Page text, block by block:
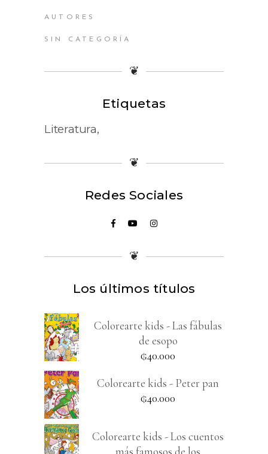
AUTORES
SIN CATEGORÍA
❦
Etiquetas
Literatura
❦
Redes Sociales
❦
Los últimos títulos
Colorearte kids - Las fábulas
de esopo
₲40.000
Colorearte kids - Peter pan
₲40.000
Colorearte kids - Los cuentos
más famosos de los